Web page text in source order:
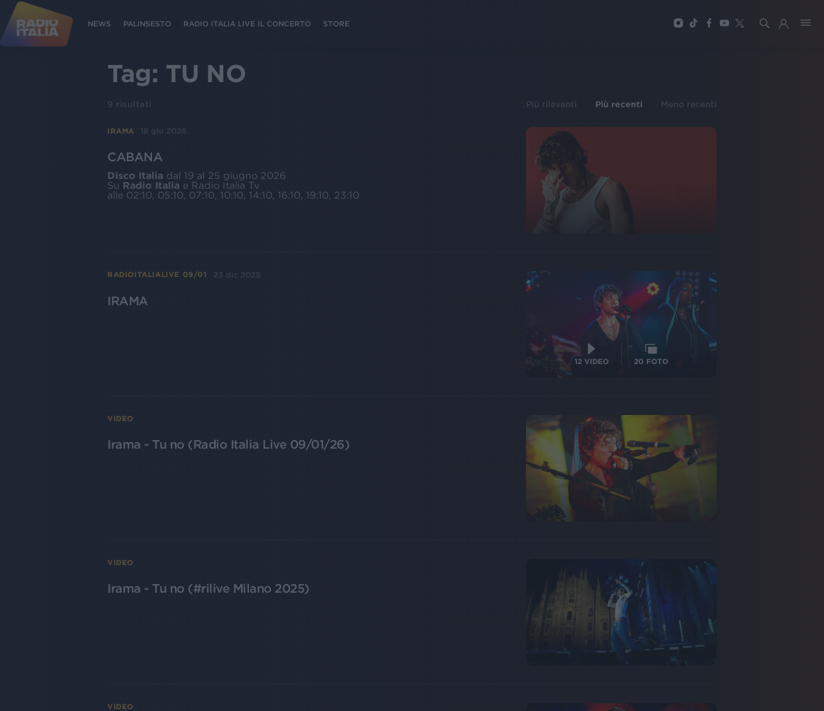
NEWS PALINSESTO RADIO ITALIA LIVE IL CONCERTO STORE
Tag: TU NO
9 risultati Più rilevanti Più recenti Meno recenti
IRAMA 18 giu 2026
CABANA
Disco Italia dal 19 al 25 giugno 2026
Su Radio Italia e Radio Italia Tv
alle 02:10, 05:10, 07:10, 10:10, 14:10, 16:10, 19:10, 23:10
RADIOITALIALIVE 09/01 23 dic 2025
IRAMA
12VIDEO 20 FOTO
VIDEO
Irama - Tu no (Radio Italia Live 09/01/26)
VIDEO
Irama - Tu no (#rilive Milano 2025)
VIDEO